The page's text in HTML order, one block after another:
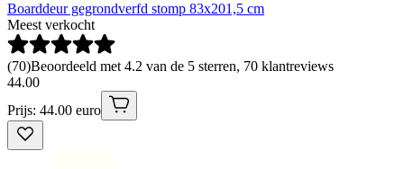
Boarddeur gegrondverfd stomp 83x201,5 cm
Meest verkocht
(70)Beoordeeld met 4.2 van de 5 sterren, 70 klantreviews
44.00
Prijs: 44.00 euro